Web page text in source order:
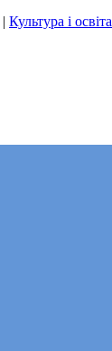
| Культура і освіта